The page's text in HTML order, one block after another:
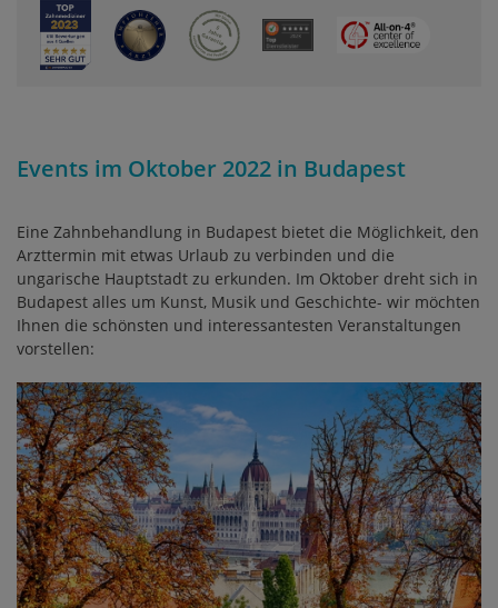
Events im Oktober 2022 in Budapest
Eine Zahnbehandlung in Budapest bietet die Möglichkeit, den
Arzttermin mit etwas Urlaub zu verbinden und die
ungarische Hauptstadt zu erkunden. Im Oktober dreht sich in
Budapest alles um Kunst, Musik und Geschichte- wir möchten
Ihnen die schönsten und interessantesten Veranstaltungen
vorstellen: